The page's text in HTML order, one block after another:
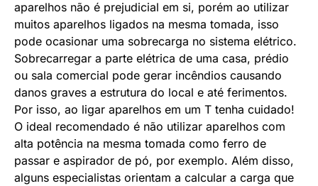
aparelhos não é prejudicial em si, porém ao utilizar
muitos aparelhos ligados na mesma tomada, isso
pode ocasionar uma sobrecarga no sistema elétrico.
Sobrecarregar a parte elétrica de uma casa, prédio
ou sala comercial pode gerar incêndios causando
danos graves a estrutura do local e até ferimentos.
Por isso, ao ligar aparelhos em um T tenha cuidado!
O ideal recomendado é não utilizar aparelhos com
alta potência na mesma tomada como ferro de
passar e aspirador de pó, por exemplo. Além disso,
alguns especialistas orientam a calcular a carga que